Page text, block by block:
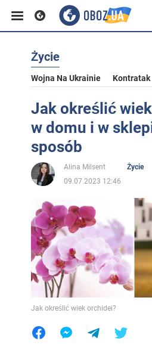
Życie
Wojna Na Ukrainie Kontratak
Jak określić
w domu i w
sposób
Alina Milsent
Życie
09.07.2023 12:46
Jak określić wiek orchidei?